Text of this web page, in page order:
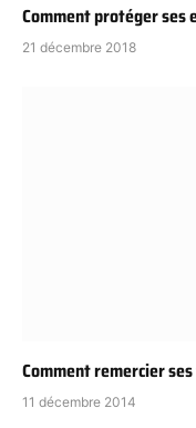
Comment protéger
21 décembre 2018
Comment remercier
11 décembre 2014